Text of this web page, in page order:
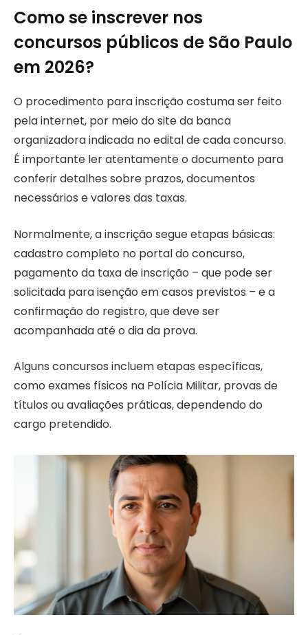
Como se inscrever nos
concursos públicos de São Paulo
em 2026?
O procedimento para inscrição costuma ser feito
pela internet, por meio do site da banca
organizadora indicada no edital de cada concurso.
É importante ler atentamente o documento para
conferir detalhes sobre prazos, documentos
necessários e valores das taxas.
Normalmente, a inscrição segue etapas básicas:
cadastro completo no portal do concurso,
pagamento da taxa de inscrição – que pode ser
solicitada para isenção em casos previstos – e a
confirmação do registro, que deve ser
acompanhada até o dia da prova.
Alguns concursos incluem etapas específicas,
como exames físicos na Polícia Militar, provas de
títulos ou avaliações práticas, dependendo do
cargo pretendido.